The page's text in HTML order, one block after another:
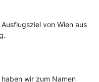
von Wien aus
wir zum Namen